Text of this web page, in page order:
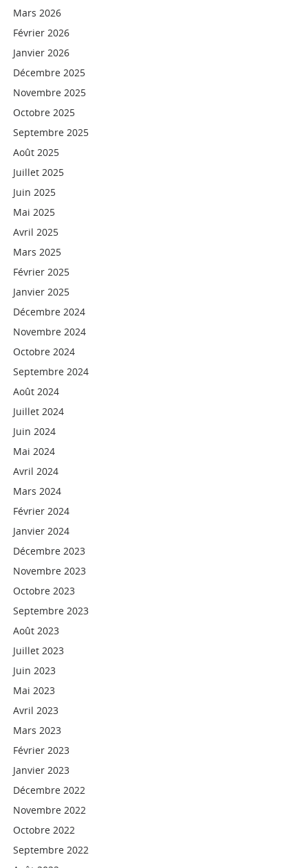
Mars 2026
Février 2026
Janvier 2026
Décembre 2025
Novembre 2025
Octobre 2025
Septembre 2025
Août 2025
Juillet 2025
Juin 2025
Mai 2025
Avril 2025
Mars 2025
Février 2025
Janvier 2025
Décembre 2024
Novembre 2024
Octobre 2024
Septembre 2024
Août 2024
Juillet 2024
Juin 2024
Mai 2024
Avril 2024
Mars 2024
Février 2024
Janvier 2024
Décembre 2023
Novembre 2023
Octobre 2023
Septembre 2023
Août 2023
Juillet 2023
Juin 2023
Mai 2023
Avril 2023
Mars 2023
Février 2023
Janvier 2023
Décembre 2022
Novembre 2022
Octobre 2022
Septembre 2022